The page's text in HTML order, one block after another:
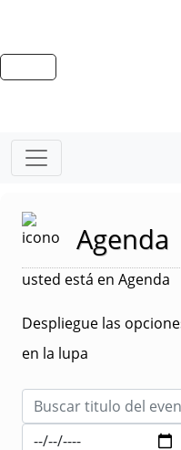
Agenda
usted está en Agenda
Despliegue las
en la lupa